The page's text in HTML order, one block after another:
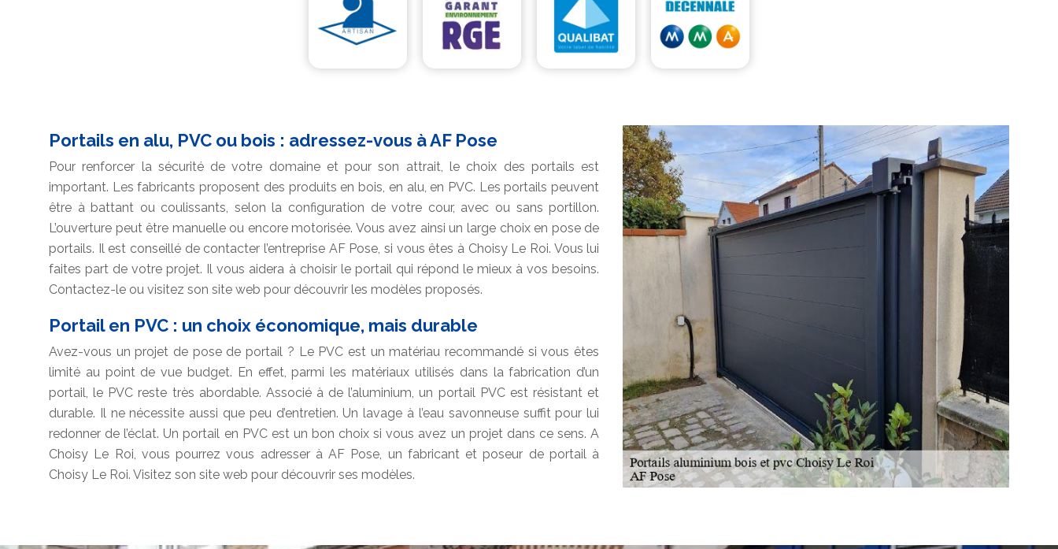
Portails en alu, PVC ou bois : adressez-vous à AF Pose
Pour renforcer la sécurité de votre domaine et pour son attrait, le choix des portails est
important. Les fabricants proposent des produits en bois, en alu, en PVC. Les portails peuvent
être à battant ou coulissants, selon la configuration de votre cour, avec ou sans portillon.
L’ouverture peut être manuelle ou encore motorisée. Vous avez ainsi un large choix en pose de
portails. Il est conseillé de contacter l’entreprise AF Pose, si vous êtes à Choisy Le Roi. Vous lui
faites part de votre projet. Il vous aidera à choisir le portail qui répond le mieux à vos besoins.
Contactez-le ou visitez son site web pour découvrir les modèles proposés.
Portail en PVC : un choix économique, mais durable
Avez-vous un projet de pose de portail ? Le PVC est un matériau recommandé si vous êtes
limité au point de vue budget. En effet, parmi les matériaux utilisés dans la fabrication d’un
portail, le PVC reste très abordable. Associé à de l’aluminium, un portail PVC est résistant et
durable. Il ne nécessite aussi que peu d’entretien. Un lavage à l’eau savonneuse suffit pour lui
redonner de l’éclat. Un portail en PVC est un bon choix si vous avez un projet dans ce sens. A
Choisy Le Roi, vous pourrez vous adresser à AF Pose, un fabricant et poseur de portail à
Choisy Le Roi. Visitez son site web pour découvrir ses modèles.